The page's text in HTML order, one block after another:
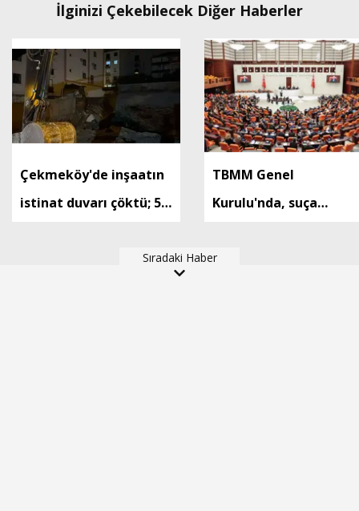
İlginizi Çekebilecek Diğer Haberler
Çekmeköy'de inşaatın
istinat duvarı çöktü; 5
TBMM Genel
Kurulu'nda, suça
ilişkin düzenlemeleri
Sıradaki Haber